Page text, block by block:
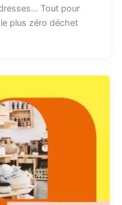
Tout pour
plus zéro déchet